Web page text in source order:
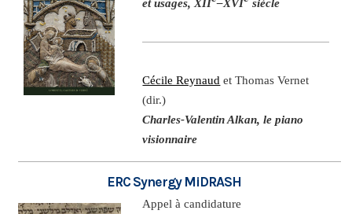
et usages, XII –XVI siècle
Cécile Reynaud et Thomas Vernet
(dir.)
Charles-Valentin Alkan, le piano
visionnaire
ERC Synergy MiDRASH
Appel à candidature